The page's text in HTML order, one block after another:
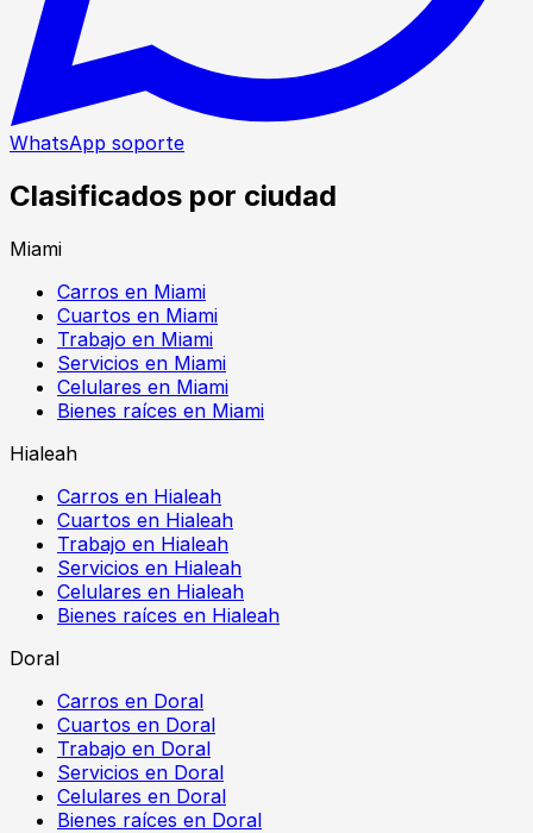
WhatsApp soporte
Clasificados por ciudad
Miami
Carros en Miami
Cuartos en Miami
Trabajo en Miami
Servicios en Miami
Celulares en Miami
Bienes raíces en Miami
Hialeah
Carros en Hialeah
Cuartos en Hialeah
Trabajo en Hialeah
Servicios en Hialeah
Celulares en Hialeah
Bienes raíces en Hialeah
Doral
Carros en Doral
Cuartos en Doral
Trabajo en Doral
Servicios en Doral
Celulares en Doral
Bienes raíces en Doral